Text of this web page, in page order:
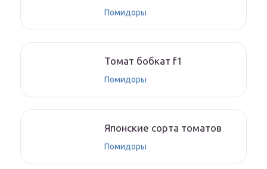
Помидоры
Томат бобкат f1
Помидоры
Японские сорта томатов
Помидоры